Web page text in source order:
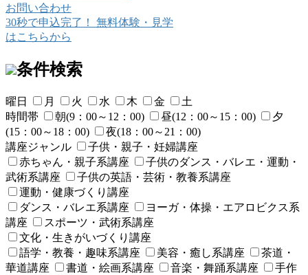
お問い合わせ
30秒で申込完了！
無料体験・見学
はこちらから
条件検索
曜日 月 火 水 木 金
土
時間帯
朝(9：00～12：00) 昼(12：00～15：00)
夕
(15：00～18：00)
夜(18：00～21：00)
講座ジャンル
子供・親子・妊婦講座
赤ちゃん・親子系講座
子供のダンス・バレエ・運動・
武術系講座
子供の英語・芸術・教養系講座
運動・健康づくり講座
ダンス・バレエ系講座
ヨーガ・体操・エアロビクス系
講座
スポーツ・武術系講座
文化・生きがいづくり講座
語学・教養・趣味系講座
美容・癒し系講座
茶道・
華道講座
書道・絵画系講座 音楽・舞踊系講座
手作